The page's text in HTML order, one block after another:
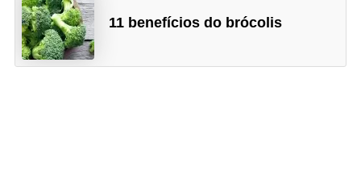
11 benefícios do brócolis